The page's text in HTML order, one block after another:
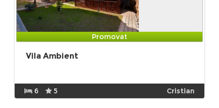
Promovat
Vila Ambient
6 5 Cristian